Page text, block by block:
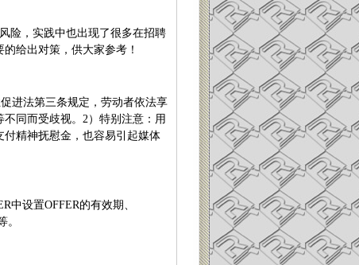
险，实践中也出现了很多在招聘
给出对策，供大家参考！
进法第三条规定，劳动者依法享
同而受歧视。
2 ）特别注意：用
精神抚慰金，也容易引起媒体
中设置OFFER的有效期、
。